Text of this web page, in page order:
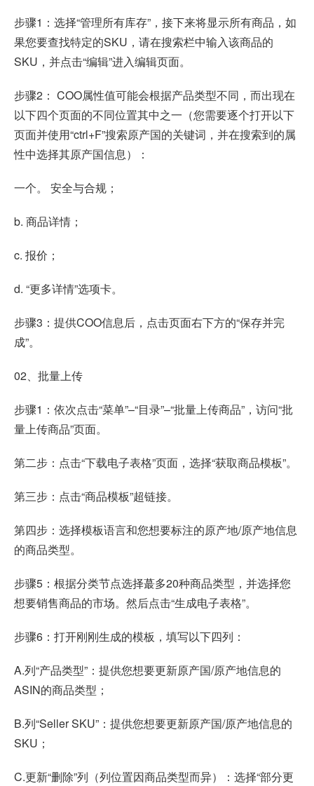
步骤1：选择“管理所有库存”，接下来将显示所有商品，如
果您要查找特定的SKU，请在搜索栏中输入该商品的
SKU，并点击“编辑”进入编辑页面。
步骤2： COO属性值可能会根据产品类型不同，而出现在
以下四个页面的不同位置其中之一（您需要逐个打开以下
页面并使用“ctrl+F”搜索原产国的关键词，并在搜索到的属
性中选择其原产国信息）：
一个。 安全与合规；
b. 商品详情；
c. 报价；
d. “更多详情”选项卡。
步骤3：提供COO信息后，点击页面右下方的“保存并完
成”。
02、批量上传
步骤1：依次点击“菜单”–“目录”–“批量上传商品”，访问“批
量上传商品”页面。
第二步：点击“下载电子表格”页面，选择“获取商品模板”。
第三步：点击“商品模板”超链接。
第四步：选择模板语言和您想要标注的原产地/原产地信息
的商品类型。
步骤5：根据分类节点选择蕞多20种商品类型，并选择您
想要销售商品的市场。然后点击“生成电子表格”。
步骤6：打开刚刚生成的模板，填写以下四列：
A.列“产品类型”：提供您想要更新原产国/原产地信息的
ASIN的商品类型；
B.列“Seller SKU”：提供您想要更新原产国/原产地信息的
SKU；
C.更新“删除”列（列位置因商品类型而异）：选择“部分更